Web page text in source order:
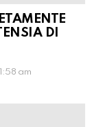
DI
am